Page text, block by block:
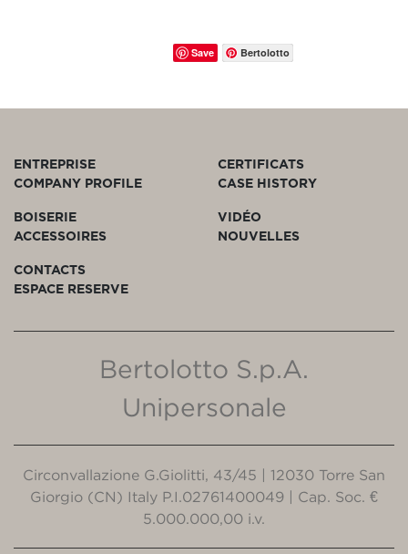
Save Bertolotto
ENTREPRISE
COMPANY PROFILE
CERTIFICATS
CASE HISTORY
BOISERIE
ACCESSOIRES
VIDÉO
NOUVELLES
CONTACTS
ESPACE RESERVE
Bertolotto S.p.A.
Unipersonale
Circonvallazione G.Giolitti, 43/45 | 12030 Torre San
Giorgio (CN) Italy P.I.02761400049 | Cap. Soc. €
5.000.000,00 i.v.